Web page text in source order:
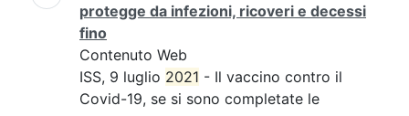
protegge da infezioni, ricoveri e decessi
fino
Contenuto Web
ISS, 9 luglio 2021 - Il vaccino contro il
Covid-19, se si sono completate le